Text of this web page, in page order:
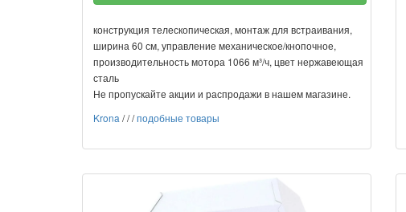
конструкция телескопическая, монтаж для встраивания,
ширина 60 см, управление механическое/кнопочное,
производительность мотора 1066 м³/ч, цвет нержавеющая
сталь
Не пропускайте акции и распродажи в нашем магазине.
Krona ///подобные товары